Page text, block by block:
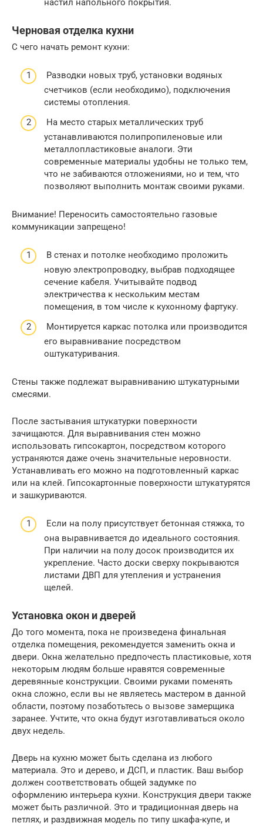
настил напольного покрытия.
Черновая отделка кухни
С чего начать ремонт кухни:
Разводки новых труб, установки водяных
счетчиков (если необходимо), подключения
системы отопления.
На место старых металлических труб
устанавливаются полипропиленовые или
металлопластиковые аналоги. Эти
современные материалы удобны не только тем,
что не забиваются отложениями, но и тем, что
позволяют выполнить монтаж своими руками.
Внимание! Переносить самостоятельно газовые
коммуникации запрещено!
В стенах и потолке необходимо проложить
новую электропроводку, выбрав подходящее
сечение кабеля. Учитывайте подвод
электричества к нескольким местам
помещения, в том числе к кухонному фартуку.
Монтируется каркас потолка или производится
его выравнивание посредством
оштукатуривания.
Стены также подлежат выравниванию штукатурными
смесями.
После застывания штукатурки поверхности
зачищаются. Для выравнивания стен можно
использовать гипсокартон, посредством которого
устраняются даже очень значительные неровности.
Устанавливать его можно на подготовленный каркас
или на клей. Гипсокартонные поверхности штукатурятся
и зашкуриваются.
Если на полу присутствует бетонная стяжка, то
она выравнивается до идеального состояния.
При наличии на полу досок производится их
укрепление. Часто доски сверху покрываются
листами ДВП для утепления и устранения
щелей.
Установка окон и дверей
До того момента, пока не произведена финальная
отделка помещения, рекомендуется заменить окна и
двери. Окна желательно предпочесть пластиковые, хотя
некоторым людям больше нравятся современные
деревянные конструкции. Своими руками поменять
окна сложно, если вы не являетесь мастером в данной
области, поэтому позаботьтесь о вызове замерщика
заранее. Учтите, что окна будут изготавливаться около
двух недель.
Дверь на кухню может быть сделана из любого
материала. Это и дерево, и ДСП, и пластик. Ваш выбор
должен соответствовать общей задумке по
оформлению интерьера кухни. Конструкция двери также
может быть различной. Это и традиционная дверь на
петлях, и раздвижная модель по типу шкафа-купе, и